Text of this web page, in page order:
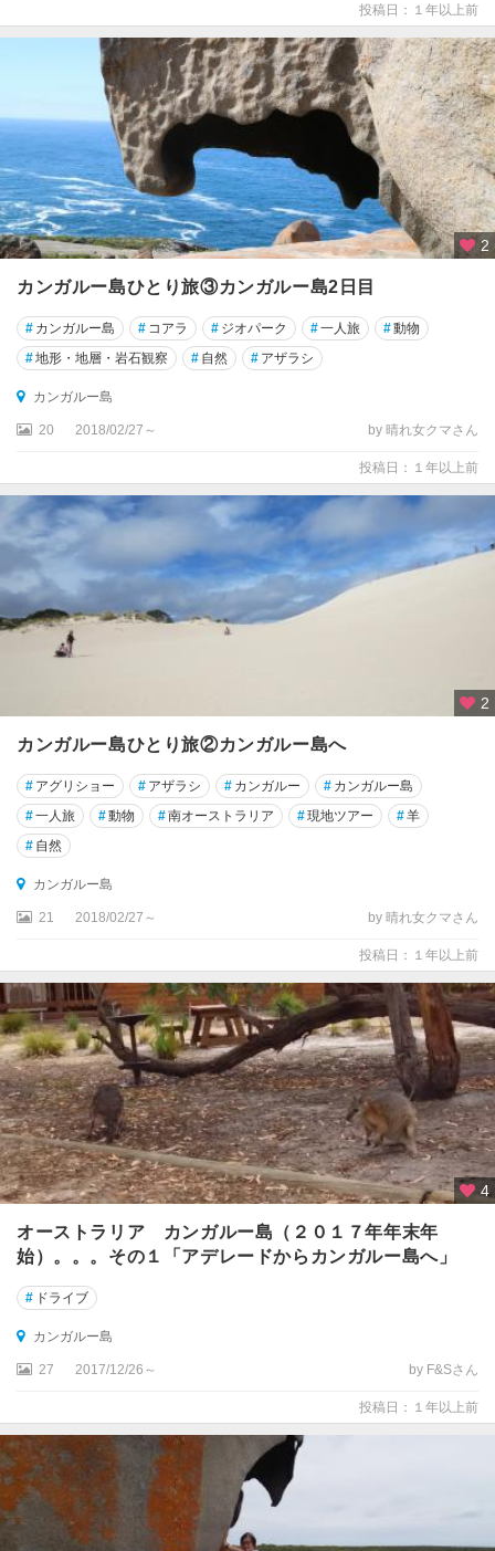
園
ナ
ラ
周
辺
ク
バ
ー
ピ
デ
ラ
ン
フ
ト
グ
ラ
ン
ピ
国
公
園
周
辺
グ
リ
ー
ン
島
レ
ト
オ
ャ
ン
ロ
ー
投稿日：１年以上前
2
カンガルー島ひとり旅③カンガルー島2日目
# カンガルー島 # コアラ # ジオパーク #一人旅 #動物
#地形・地層・岩石観察 # 自然 # アザラシ
カンガルー島
20 2018/02/27～ by 晴れ女クマさん
投稿日：１年以上前
2
カンガルー島ひとり旅②カンガルー島へ
# アグリショー # アザラシ # カンガルー # カンガルー島
#一人旅 #動物 #南オーストラリア #現地ツアー #羊
# 自然
カンガルー島
21 2018/02/27～ by 晴れ女クマさん
投稿日：１年以上前
4
オーストラリア カンガルー島（２０１７年年末年
始）。。。その１「アデレードからカンガルー島へ」
# ドライブ
カンガルー島
27 2017/12/26～ by F&Sさん
投稿日：１年以上前